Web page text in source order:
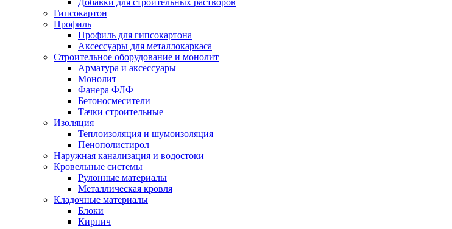
Гипсокартон
Профиль
Профиль для гипсокартона
Аксессуары для металлокаркаса
Строительное оборудование и монолит
Арматура и аксессуары
Монолит
Фанера ФЛФ
Бетоносмесители
Тачки строительные
Изоляция
Теплоизоляция и шумоизоляция
Пенополистирол
Наружная канализация и водостоки
Кровельные системы
Рулонные материалы
Металлическая кровля
Кладочные материалы
Блоки
Кирпич